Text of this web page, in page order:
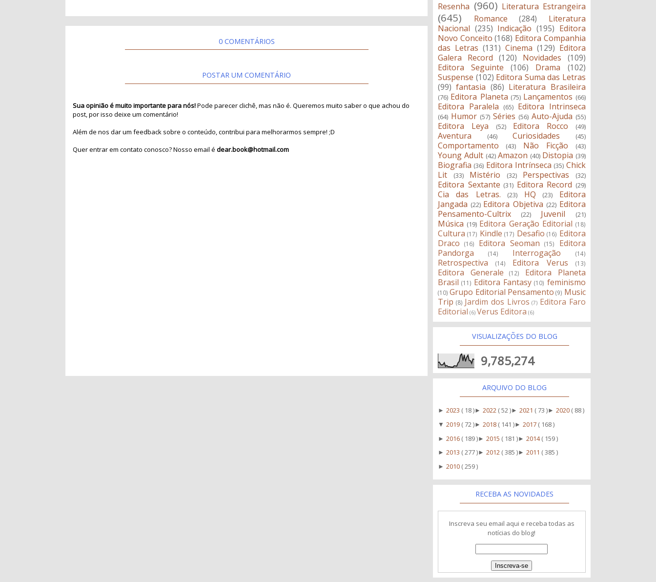
0 COMENTÁRIOS
POSTAR UM COMENTÁRIO
Sua opinião é muito importante para nós!Pode parecer clichê, mas não é. Queremos muito saber o que achou do
post, por isso deixe um comentário!
Além de nos dar um feedback sobre o conteúdo, contribui para melhorarmos sempre! ;D
Quer entrar em contato conosco? Nosso email édear.book@hotmail.com
Resenha (960) Literatura Estrangeira
(645) Romance (284)
Literatura
Nacional (235) Indicação (195) Editora
Novo Conceito (168) Editora Companhia
das Letras (131) Cinema (129) Editora
Galera Record
(120) Novidades
(109)
Editora Seguinte
(106) Drama
(102)
Suspense (102) Editora Suma das Letras
(99) fantasia (86) Literatura Brasileira
(76) Editora Planeta (75) Lançamentos (66)
Editora Paralela (65) Editora Intrinseca
(64) Humor (57) Séries (56) Auto-Ajuda (55)
Editora Leya (52) Editora Rocco (49)
Aventura (46) Curiosidades (45)
Comportamento (43) Não Ficção (43)
Young Adult (42) Amazon (40) Distopia (39)
Biografia (36) Editora Intrínseca (35) Chick
Lit
(33) Mistério (32) Perspectivas (32)
Editora Sextante (31) Editora Record (29)
Cia das Letras. (23) HQ (23)
Editora
Jangada (22) Editora Objetiva (22) Editora
Pensamento-Cultrix
(22) Juvenil (21)
Música (19) Editora Geração Editorial (18)
Cultura (17) Kindle (17) Desafio (16) Editora
Draco
(16) Editora Seoman (15)
Editora
Pandorga
(14) Interrogação (14)
Retrospectiva (14) Editora Verus (13)
Editora Generale (12)
Editora Planeta
Brasil (11) Editora Fantasy (10) feminismo
(10) Grupo Editorial Pensamento (9) Music
Trip (8) Jardim dos Livros (7) Editora Faro
Editorial (6) Verus Editora (6)
VISUALIZAÇÕES DO BLOG
9,785,274
ARQUIVO DO BLOG
►2023 ( 18 )►2022 ( 52 )►2021 ( 73 )►2020 ( 88 )
▼2019 ( 72 )►2018 ( 141 )►2017 ( 168 )
►2016 ( 189 )►2015 ( 181 )►2014( 159 )
►2013 ( 277 )►2012 ( 385 )►2011 ( 385 )
►2010 ( 259 )
RECEBA AS NOVIDADES
Inscreva seu email aqui e receba todas as
notícias do blog!